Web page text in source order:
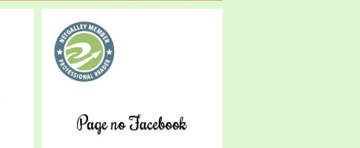
Page no Facebook